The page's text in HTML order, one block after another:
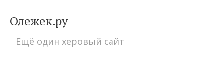
Олежек.ру
Ещё один херовый сайт